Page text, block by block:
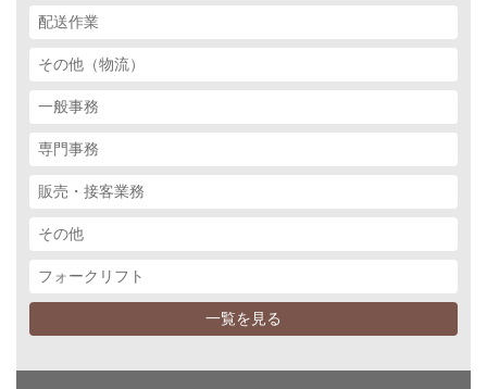
配送作業
その他（物流）
一般事務
専門事務
販売・接客業務
その他
フォークリフト
一覧を見る